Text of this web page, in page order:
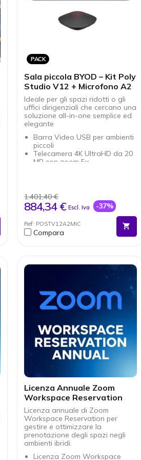
Gestione remota con Jabra
Plus per aggiornamenti
PACK
Sala piccola BYOD – Kit Poly
Studio V12 + Microfono A2
Ideale per gli spazi ridotti o gli
uffici dirigenziali che cercano una
soluzione all-in-one semplice ed
elegante
Barra Video USB per ambienti
piccoli
Telecamera 4K UltraHD da 20
MP con zoom 5x
1.401,40 €
884,34 € Escl. Iva -37%
Ref: POSTV12A2MIC
Compara
Licenza Annuale Zoom
Workspace Reservation
Licenza annuale di Zoom
Workspace Reservation per
gestire e ottimizzare la
prenotazione degli spazi negli
ambienti ibridi.
Licenza Zoom Workspace